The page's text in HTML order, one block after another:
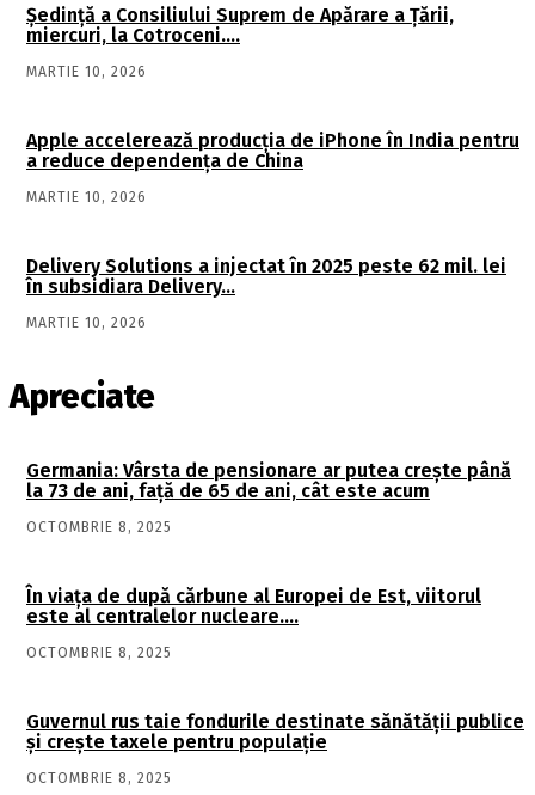
Şedinţă a Consiliului Suprem de Apărare a Ţării,
miercuri, la Cotroceni….
MARTIE 10, 2026
Apple accelerează producția de iPhone în India pentru
a reduce dependența de China
MARTIE 10, 2026
Delivery Solutions a injectat în 2025 peste 62 mil. lei
în subsidiara Delivery…
MARTIE 10, 2026
Apreciate
Germania: Vârsta de pensionare ar putea crește până
la 73 de ani, față de 65 de ani, cât este acum
OCTOMBRIE 8, 2025
În viaţa de după cărbune al Europei de Est, viitorul
este al centralelor nucleare….
OCTOMBRIE 8, 2025
Guvernul rus taie fondurile destinate sănătății publice
și crește taxele pentru populație
OCTOMBRIE 8, 2025